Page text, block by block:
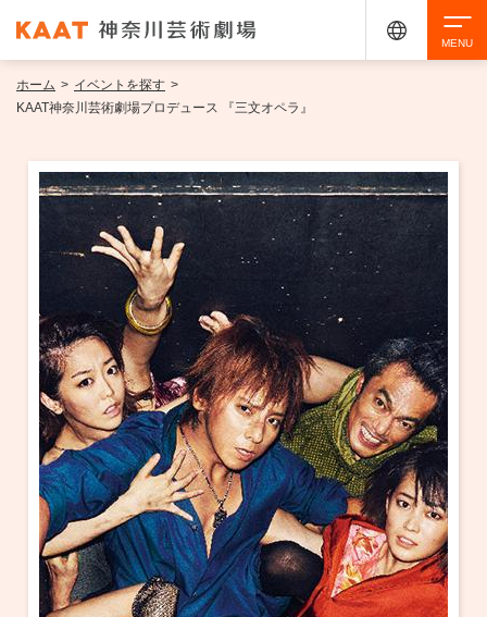
イベントを探す
・ イベント一覧
・ イベントカレンダー
ご来場案内
・ 館内サービス・アクセシビリティ
・ フロアマップ
・ レストラン/カフェ
・ 交通案内
施設を借りる
KAATについて
・ ミッション
KAAT 神奈川芸術劇場
アクセシビリティ チケット購入 交通案内
ホーム > イベントを探す >
KAAT神奈川芸術劇場プロデュース 『三文オペラ』